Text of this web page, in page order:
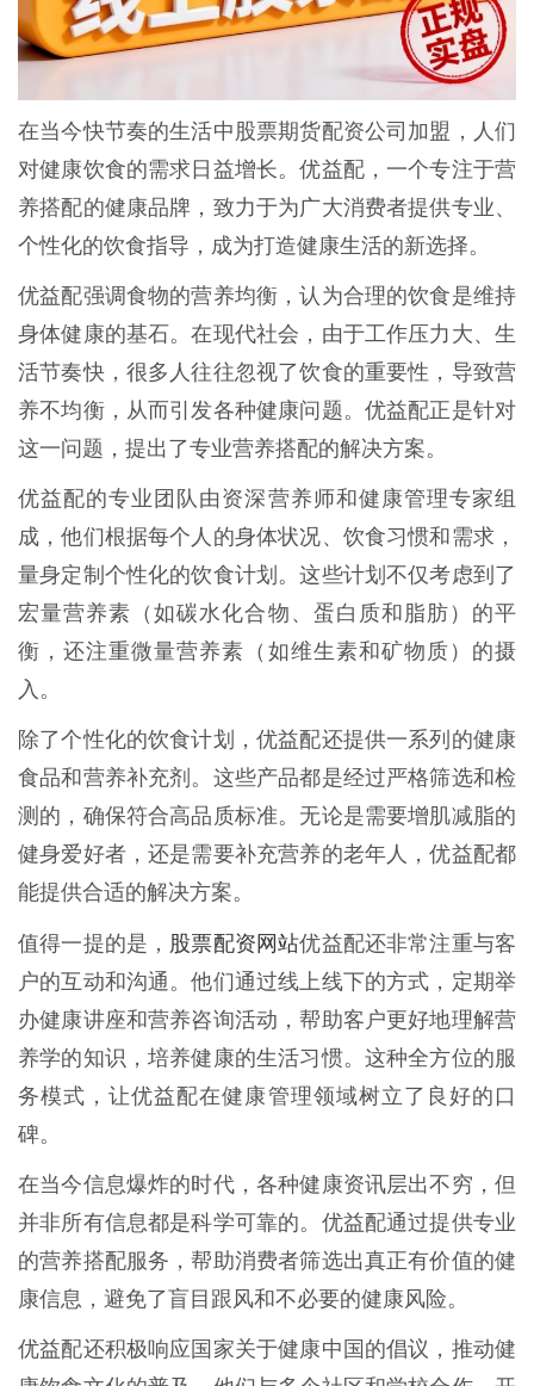
在当今快节奏的生活中股票期货配资公司加盟，人们
对健康饮食的需求日益增长。优益配，一个专注于营
养搭配的健康品牌，致力于为广大消费者提供专业、
个性化的饮食指导，成为打造健康生活的新选择。
优益配强调食物的营养均衡，认为合理的饮食是维持
身体健康的基石。在现代社会，由于工作压力大、生
活节奏快，很多人往往忽视了饮食的重要性，导致营
养不均衡，从而引发各种健康问题。优益配正是针对
这一问题，提出了专业营养搭配的解决方案。
优益配的专业团队由资深营养师和健康管理专家组
成，他们根据每个人的身体状况、饮食习惯和需求，
量身定制个性化的饮食计划。这些计划不仅考虑到了
宏量营养素（如碳水化合物、蛋白质和脂肪）的平
衡，还注重微量营养素（如维生素和矿物质）的摄
入。
除了个性化的饮食计划，优益配还提供一系列的健康
食品和营养补充剂。这些产品都是经过严格筛选和检
测的，确保符合高品质标准。无论是需要增肌减脂的
健身爱好者，还是需要补充营养的老年人，优益配都
能提供合适的解决方案。
值得一提的是， 股票配资网站优益配还非常注重与客
户的互动和沟通。他们通过线上线下的方式，定期举
办健康讲座和营养咨询活动，帮助客户更好地理解营
养学的知识，培养健康的生活习惯。这种全方位的服
务模式，让优益配在健康管理领域树立了良好的口
碑。
在当今信息爆炸的时代，各种健康资讯层出不穷，但
并非所有信息都是科学可靠的。优益配通过提供专业
的营养搭配服务，帮助消费者筛选出真正有价值的健
康信息，避免了盲目跟风和不必要的健康风险。
优益配还积极响应国家关于健康中国的倡议，推动健